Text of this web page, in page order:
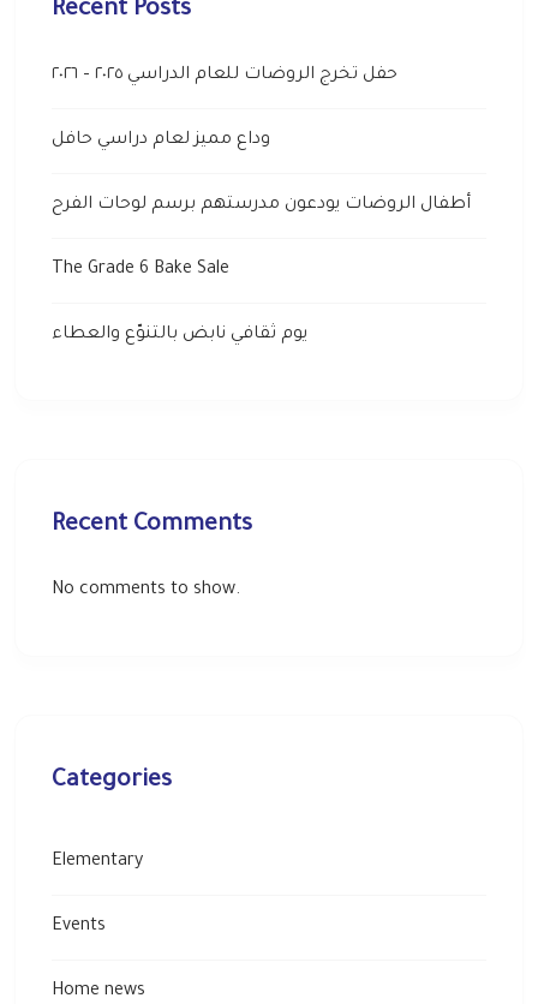
Recent Posts
حفل تخرج الروضات للعام الدراسي ٢٠٢٥ – ٢٠٢٦
وداع مميز لعام دراسي حافل
أطفال الروضات يودعون مدرستهم برسم لوحات الفرح
The Grade 6 Bake Sale
يوم ثقافي نابض بالتنوّع والعطاء
Recent Comments
No comments to show.
Categories
Elementary
Events
Home news